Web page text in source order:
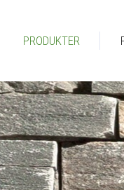
PRODUKTER